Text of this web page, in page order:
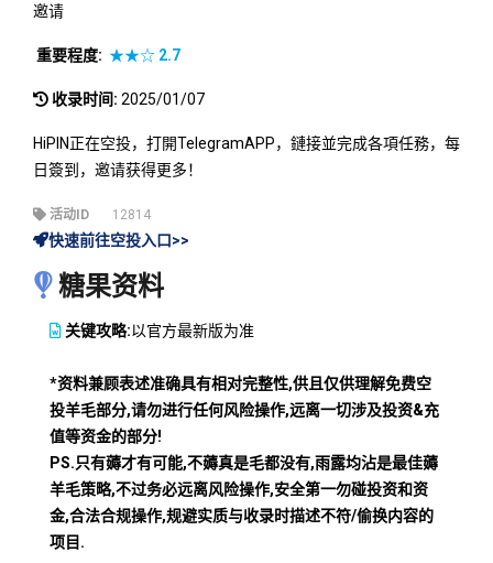
邀请
重要程度: ★★☆ 2.7
收录时间: 2025/01/07
HiPIN正在空投，打開TelegramAPP，鏈接並完成各項任務，每
日簽到，邀请获得更多！
活动ID 12814
快速前往空投入口>>
糖果资料
关键攻略:以官方最新版为准
*资料兼顾表述准确具有相对完整性,供且仅供理解免费空
投羊毛部分,请勿进行任何风险操作,远离一切涉及投资&充
值等资金的部分!
PS.只有薅才有可能,不薅真是毛都没有,雨露均沾是最佳薅
羊毛策略,不过务必远离风险操作,安全第一勿碰投资和资
金,合法合规操作,规避实质与收录时描述不符/偷换内容的
项目.